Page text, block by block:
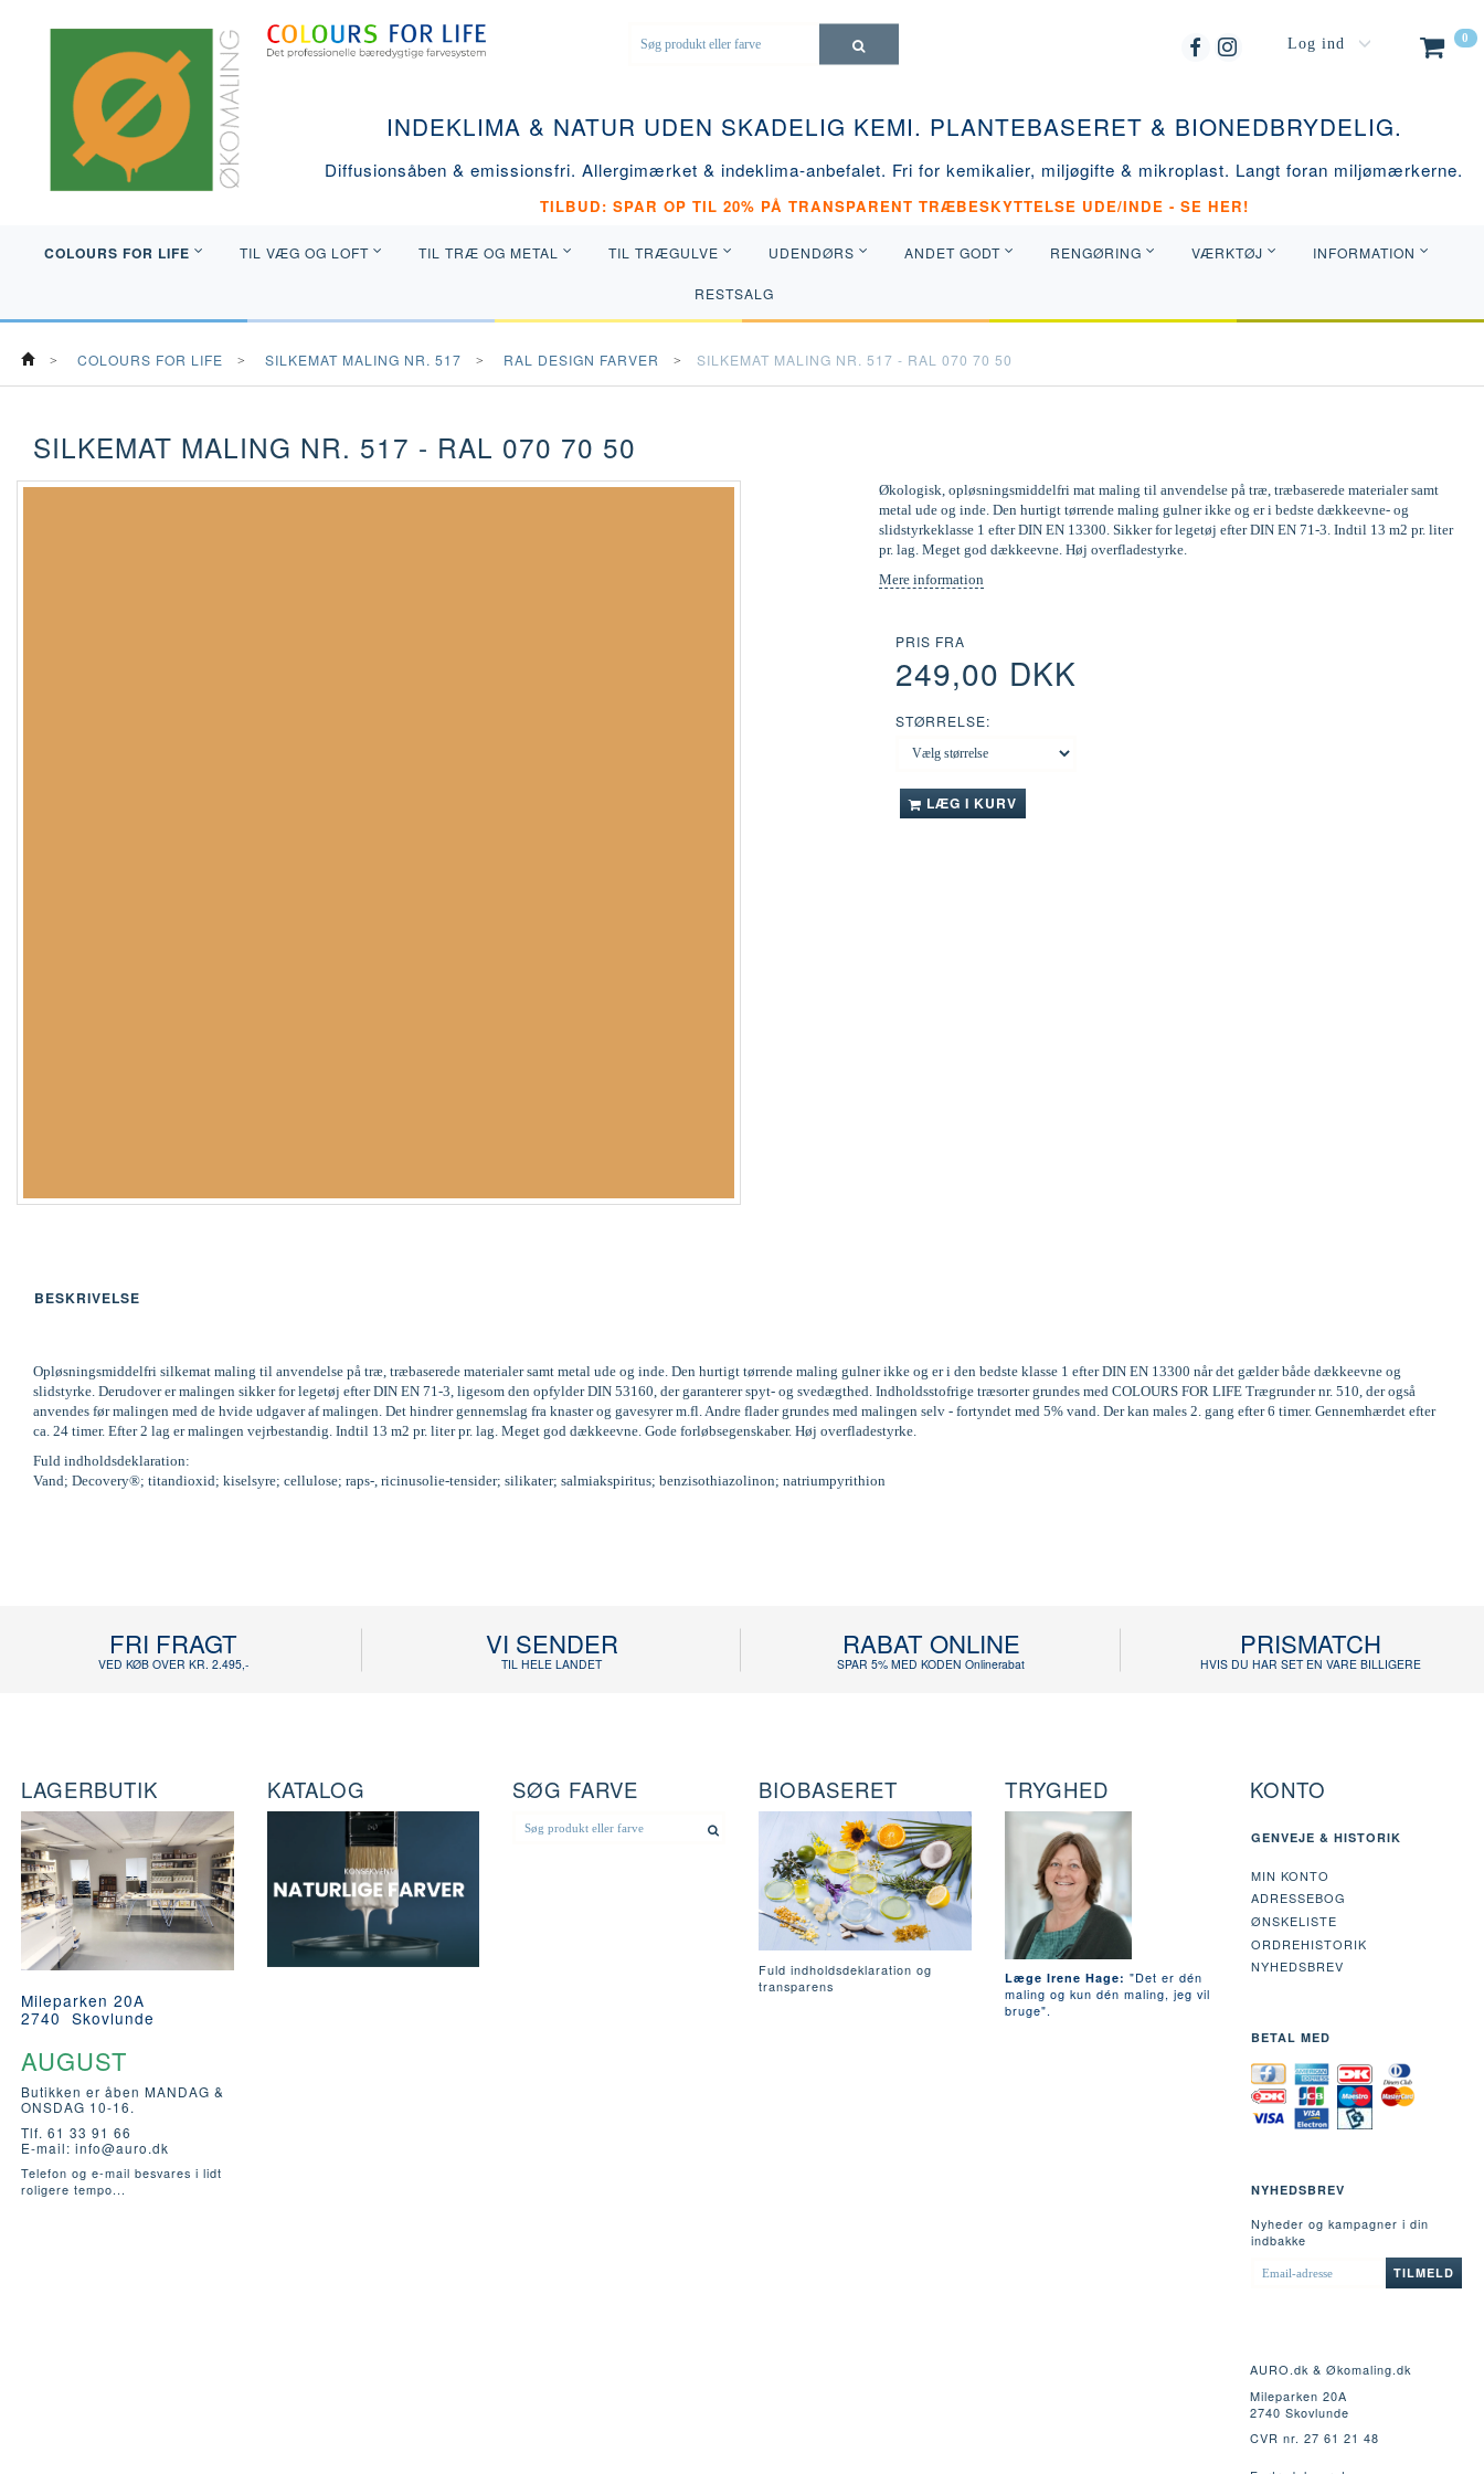
0
Log ind
INDEKLIMA & NATUR UDEN SKADELIG KEMI. PLANTEBASERET & BIONEDBRYDELIG.
Diffusionsåben & emissionsfri. Allergimærket & indeklima-anbefalet. Fri for kemikalier, miljøgifte & mikroplast. Langt foran miljømærkerne.
TILBUD: SPAR OP TIL 20% PÅ TRANSPARENT TRÆBESKYTTELSE UDE/INDE - SE HER!
COLOURS FOR LIFE TIL VÆG OG LOFT TIL TRÆ OG METAL TIL TRÆGULVE UDENDØRS ANDET GODT RENGØRING VÆRKTØJ INFORMATION
RESTSALG
COLOURS FOR LIFE SILKEMAT MALING NR. 517 RAL DESIGN FARVER SILKEMAT MALING NR. 517 - RAL 070 70 50
SILKEMAT MALING NR. 517 - RAL 070 70 50
Økologisk, opløsningsmiddelfri mat maling til anvendelse på træ, træbaserede materialer samt
metal ude og inde. Den hurtigt tørrende maling gulner ikke og er i bedste dækkeevne- og
slidstyrkeklasse 1 efter DIN EN 13300. Sikker for legetøj efter DIN EN 71-3. Indtil 13 m2 pr. liter
pr. lag. Meget god dækkeevne. Høj overfladestyrke.
Mere information
PRIS FRA
249,00 DKK
STØRRELSE:
LÆG I KURV
BESKRIVELSE
Opløsningsmiddelfri silkemat maling til anvendelse på træ, træbaserede materialer samt metal ude og inde. Den hurtigt tørrende maling gulner ikke og er i den bedste klasse 1 efter DIN EN 13300 når det gælder både dækkeevne og
slidstyrke. Derudover er malingen sikker for legetøj efter DIN EN 71-3, ligesom den opfylder DIN 53160, der garanterer spyt- og svedægthed. Indholdsstofrige træsorter grundes med COLOURS FOR LIFE Trægrunder nr. 510, der også
anvendes før malingen med de hvide udgaver af malingen. Det hindrer gennemslag fra knaster og gavesyrer m.fl. Andre flader grundes med malingen selv - fortyndet med 5% vand. Der kan males 2. gang efter 6 timer. Gennemhærdet efter
ca. 24 timer. Efter 2 lag er malingen vejrbestandig. Indtil 13 m2 pr. liter pr. lag. Meget god dækkeevne. Gode forløbsegenskaber. Høj overfladestyrke.
Fuld indholdsdeklaration:
Vand; Decovery®; titandioxid; kiselsyre; cellulose; raps-, ricinusolie-tensider; silikater; salmiakspiritus; benzisothiazolinon; natriumpyrithion
FRI FRAGT
VED KØB OVER KR. 2.495,-
VI SENDER
TIL HELE LANDET
RABAT ONLINE
SPAR 5% MED KODEN Onlinerabat
PRISMATCH
HVIS DU HAR SET EN VARE BILLIGERE
LAGERBUTIK
Mileparken 20A
2740 Skovlunde
AUGUST
Butikken er åben MANDAG &
ONSDAG 10-16.
Tlf. 61 33 91 66
E-mail: info@auro.dk
Telefon og e-mail besvares i lidt
roligere tempo...
KATALOG SØG FARVE BIOBASERET
Fuld indholdsdeklaration og
transparens
TRYGHED
Læge Irene Hage: "Det er dén
maling og kun dén maling, jeg vil
bruge".
KONTO
GENVEJE & HISTORIK
MIN KONTO
ADRESSEBOG
ØNSKELISTE
ORDREHISTORIK
NYHEDSBREV
BETAL MED
NYHEDSBREV
Nyheder og kampagner i din
indbakke
EMAIL-
ADRESSE
TILMELD
AURO.dk & Økomaling.dk
Mileparken 20A
2740 Skovlunde
CVR nr. 27 61 21 48